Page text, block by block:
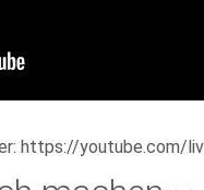
https://youtube.com/